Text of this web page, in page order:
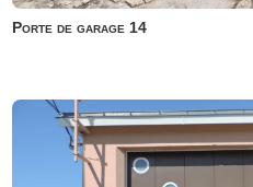
Porte de garage 14